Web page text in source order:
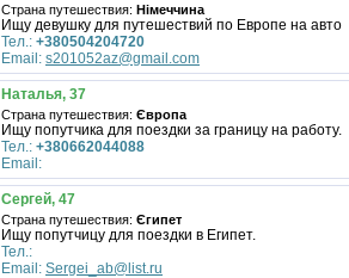
Страна путешествия: Німеччина
Ищу девушку для путешествий по Европе на авто
Тел.: +380504204720
Email: s201052az@gmail.com
Наталья, 37
Страна путешествия: Європа
Ищу попутчика для поездки за границу на работу.
Тел.: +380662044088
Email:
Сергей, 47
Страна путешествия: Єгипет
Ищу попутчицу для поездки в Египет.
Тел.:
Email: Sergei_ab@list.ru